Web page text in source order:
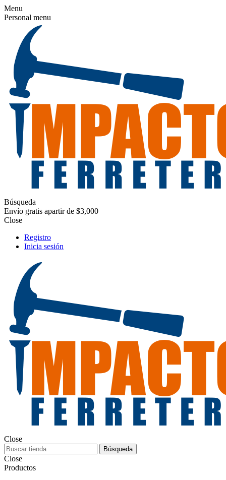
Menu
Personal menu
Búsqueda
Envío gratis apartir de $3,000
Close
Registro
Inicia sesión
Close
Búsqueda
Close
Productos